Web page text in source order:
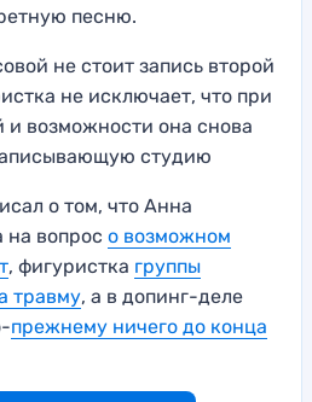
песню.
не стоит запись второй
не исключает, что при
и возможности она снова
студию
о том, что Анна
на вопрос о возможном
, фигуристка группы
травму, а в допинг-деле
прежнему ничего до конца